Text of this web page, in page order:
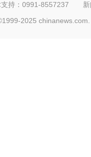
持：0991-8557237
2025